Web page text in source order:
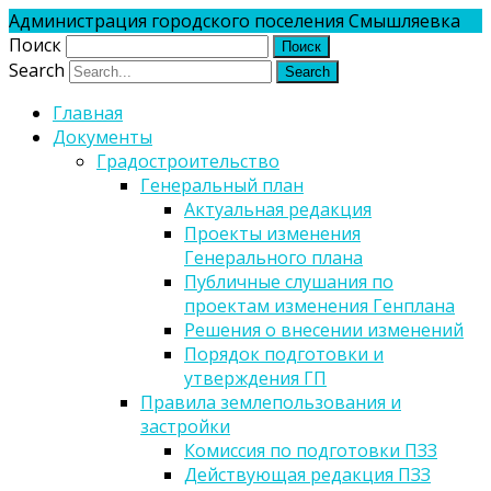
Администрация городского поселения Смышляевка
Поиск
Search
Главная
Документы
Градостроительство
Генеральный план
Актуальная редакция
Проекты изменения
Генерального плана
Публичные слушания по
проектам изменения Генплана
Решения о внесении изменений
Порядок подготовки и
утверждения ГП
Правила землепользования и
застройки
Комиссия по подготовки ПЗЗ
Действующая редакция ПЗЗ